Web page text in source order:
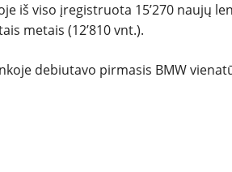
iš viso įregistruota 15’270 naujų
metais (12’810 vnt.).
debiutavo pirmasis BMW